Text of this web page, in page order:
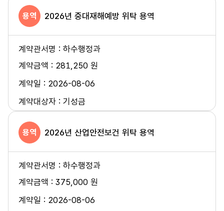
하수행정과
용역 2026년 중대재해예방 위탁 용역
281,250 원
2026-08-06
기성금
하수행정과
용역 2026년 산업안전보건 위탁 용역
375,000 원
2026-08-06